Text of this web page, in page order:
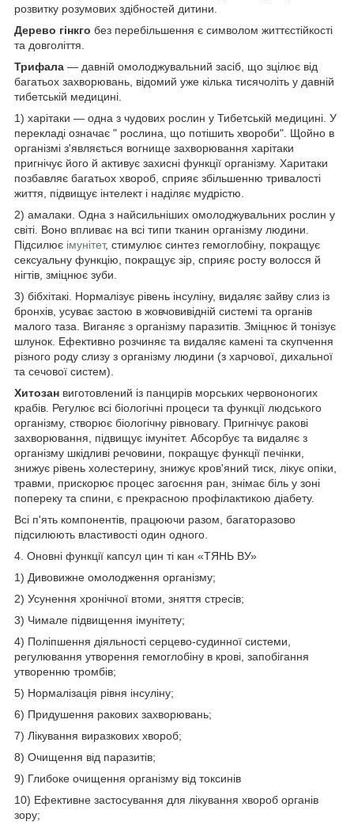
розвитку розумових здібностей дитини.
Дерево гінкго без перебільшення є символом життєстійкості
та довголіття.
Трифала — давній омолоджувальний засіб, що зцілює від
багатьох захворювань, відомий уже кілька тисячоліть у давній
тибетській медицині.
1) харітаки — одна з чудових рослин у Тибетській медицині. У
перекладі означає " рослина, що потішить хвороби". Щойно в
організмі з'являється вогнище захворювання харітаки
пригнічує його й активує захисні функції організму. Харитаки
позбавляє багатьох хвороб, сприяє збільшенню тривалості
життя, підвищує інтелект і наділяє мудрістю.
2) амалаки. Одна з найсильніших омолоджувальних рослин у
світі. Воно впливає на всі типи тканин організму людини.
Підсилює імунітет, стимулює синтез гемоглобіну, покращує
сексуальну функцію, покращує зір, сприяє росту волосся й
нігтів, зміцнює зуби.
3) бібхітакі. Нормалізує рівень інсуліну, видаляє зайву слиз із
бронхів, усуває застою в жовчовивідній системі та органів
малого таза. Виганяє з організму паразитів. Зміцнює й тонізує
шлунок. Ефективно розчиняє та видаляє камені та скупчення
різного роду слизу з організму людини (з харчової, дихальної
та сечової систем).
Хитозан виготовлений із панцирів морських червононогих
крабів. Регулює всі біологічні процеси та функції людського
організму, створює біологічну рівновагу. Пригнічує ракові
захворювання, підвищує імунітет. Абсорбує та видаляє з
організму шкідливі речовини, покращує функції печінки,
знижує рівень холестерину, знижує кров'яний тиск, лікує опіки,
травми, прискорює процес загоєння ран, знімає біль у зоні
попереку та спини, є прекрасною профілактикою діабету.
Всі п'ять компонентів, працюючи разом, багаторазово
підсилюють властивості один одного.
4. Оновні функції капсул цин ті кан «ТЯНЬ ВУ»
1) Дивовижне омолодження організму;
2) Усунення хронічної втоми, зняття стресів;
3) Чимале підвищення імунітету;
4) Поліпшення діяльності серцево-судинної системи,
регулювання утворення гемоглобіну в крові, запобігання
утворенню тромбів;
5) Нормалізація рівня інсуліну;
6) Придушення ракових захворювань;
7) Лікування виразкових хвороб;
8) Очищення від паразитів;
9) Глибоке очищення організму від токсинів
10) Ефективне застосування для лікування хвороб органів
зору;